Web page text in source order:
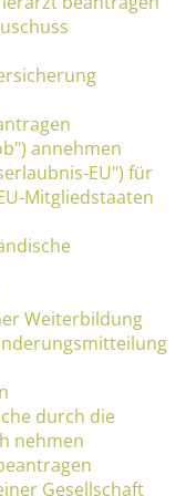
annehmen
EU") für
Mitgliedstaaten
Weiterbildung
durch die
nehmen
Gesellschaft